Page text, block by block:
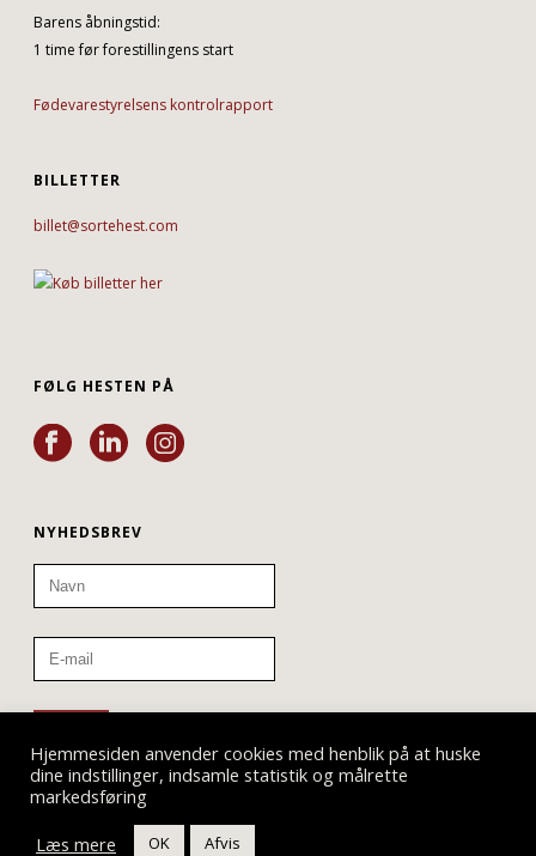
Barens åbningstid:
1 time før forestillingens start
Fødevarestyrelsens kontrolrapport
BILLETTER
billet@sortehest.com
FØLG HESTEN PÅ
NYHEDSBREV
Teatret ved Sorte Hest © 2019
Hjemmesiden anvender cookies med henblik på at huske
dine indstillinger, indsamle statistik og målrette
markedsføring
Læs mere
OK Afvis